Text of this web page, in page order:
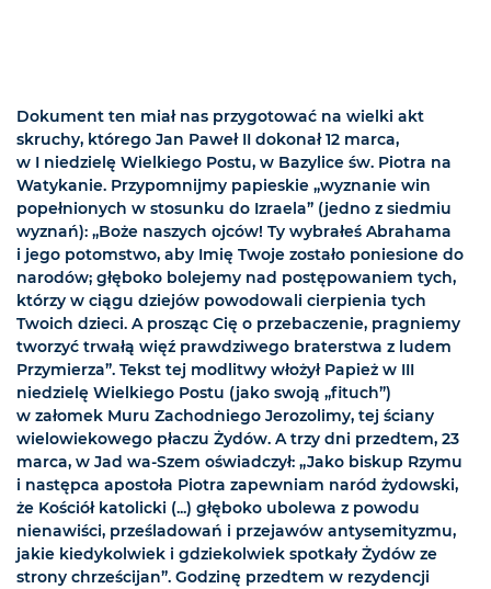
Dokument ten miał nas przygotować na wielki akt
skruchy, którego Jan Paweł II dokonał 12 marca,
w I niedzielę Wielkiego Postu, w Bazylice św. Piotra na
Watykanie. Przypomnijmy papieskie „wyznanie win
popełnionych w stosunku do Izraela” (jedno z siedmiu
wyznań): „Boże naszych ojców! Ty wybrałeś Abrahama
i jego potomstwo, aby Imię Twoje zostało poniesione do
narodów; głęboko bolejemy nad postępowaniem tych,
którzy w ciągu dziejów powodowali cierpienia tych
Twoich dzieci. A prosząc Cię o przebaczenie, pragniemy
tworzyć trwałą więź prawdziwego braterstwa z ludem
Przymierza”. Tekst tej modlitwy włożył Papież w III
niedzielę Wielkiego Postu (jako swoją „fituch”)
w załomek Muru Zachodniego Jerozolimy, tej ściany
wielowiekowego płaczu Żydów. A trzy dni przedtem, 23
marca, w Jad wa-Szem oświadczył: „Jako biskup Rzymu
i następca apostoła Piotra zapewniam naród żydowski,
że Kościół katolicki (...) głęboko ubolewa z powodu
nienawiści, prześladowań i przejawów antysemityzmu,
jakie kiedykolwiek i gdziekolwiek spotkały Żydów ze
strony chrześcijan”. Godzinę przedtem w rezydencji